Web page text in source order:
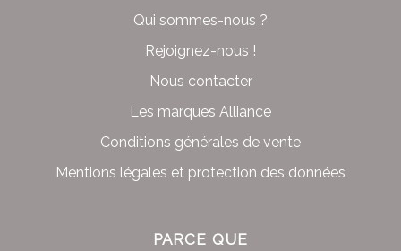
Qui sommes-nous ?
Rejoignez-nous !
Nous contacter
Les marques Alliance
Conditions générales de vente
Mentions légales et protection des données
PARCE QUE